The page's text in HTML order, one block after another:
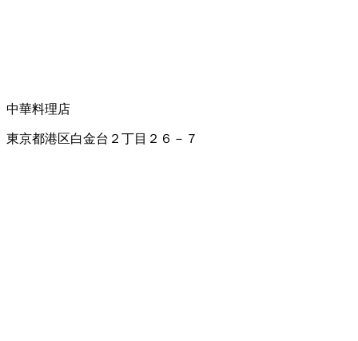
中華料理店
東京都港区白金台２丁目２６－７